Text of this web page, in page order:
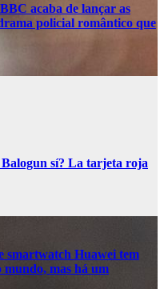
acaba de lançar as
policial romântico que
sí? La tarjeta roja
smartwatch Huawei tem
mundo, mas há um